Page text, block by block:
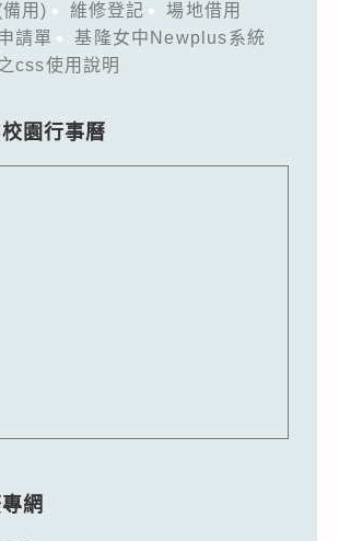
用)
維修登記
場地借用
請單
基隆女中Newplus系統
css使用說明
園行事曆
網